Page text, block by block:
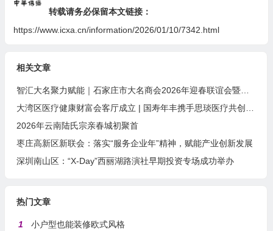
转载请务必保留本文链接：
https://www.icxa.cn/information/2026/01/10/7342.html
相关文章
智汇大名聚力赋能｜石家庄市大名商会2026年迎春联谊会暨招商引资推介会圆满落幕
2026年云南陆氏宗亲春城初聚首
枣庄高新区新联会：落实“服务企业年”精神，赋能产业创新发展
深圳南山区：“X-Day”西丽湖路演社早期投资专场成功举办
热门文章
1
小户型也能装修欧式风格